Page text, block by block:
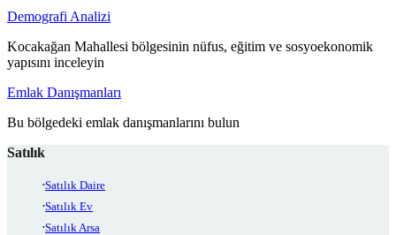
Demografi Analizi
Kocakağan Mahallesi bölgesinin nüfus, eğitim ve sosyoekonomik
yapısını inceleyin
Emlak Danışmanları
Bu bölgedeki emlak danışmanlarını bulun
Satılık
Satılık Daire
Satılık Ev
Satılık Arsa